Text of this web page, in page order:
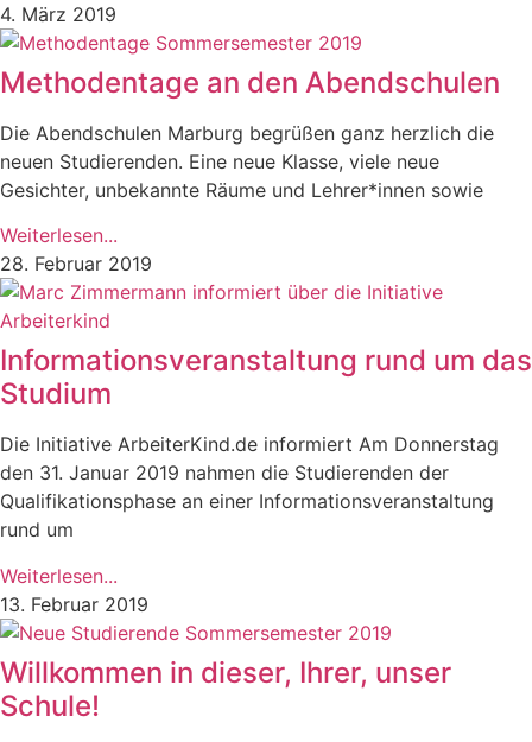
4. März 2019
Methodentage an den Abendschulen
Die Abendschulen Marburg begrüßen ganz herzlich die
neuen Studierenden. Eine neue Klasse, viele neue
Gesichter, unbekannte Räume und Lehrer*innen sowie
Weiterlesen...
28. Februar 2019
Informationsveranstaltung rund um das
Studium
Die Initiative ArbeiterKind.de informiert Am Donnerstag
den 31. Januar 2019 nahmen die Studierenden der
Qualifikationsphase an einer Informationsveranstaltung
rund um
Weiterlesen...
13. Februar 2019
Willkommen in dieser, Ihrer, unser
Schule!